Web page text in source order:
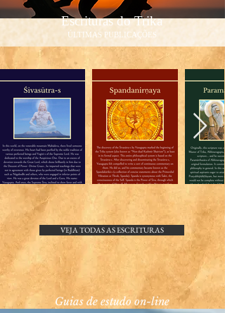
Escrituras do Trika
ÚLTIMAS PUBLICAÇÕES
VEJA TODAS AS ESCRITURAS
Guias de estudo on-line